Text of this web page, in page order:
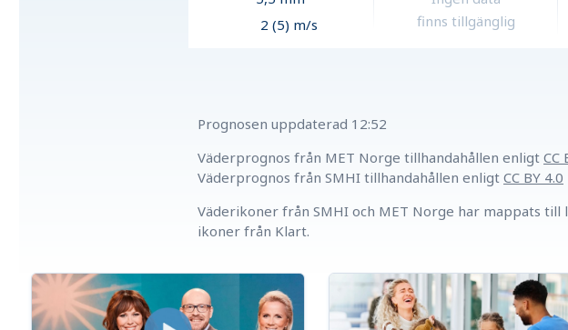
2 (5) m/s
finns tillgänglig
Prognosen uppdaterad 12:52
Väderprognos från MET Norge tillhandahållen enligt CC
Väderprognos från SMHI tillhandahållen enligt CC BY 4.0
Väderikoner från SMHI och MET Norge har mappats till
ikoner från Klart.